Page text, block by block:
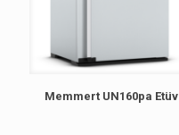
Memmert UN160pa Etüv